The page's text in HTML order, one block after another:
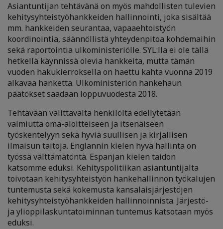
Asiantuntijan tehtävänä on myös mahdollisten tulevien
kehitysyhteistyöhankkeiden hallinnointi, joka sisältää
mm. hankkeiden seurantaa, vapaaehtoistyön
koordinointia, säännöllistä yhteydenpitoa kohdemaihin
sekä raportointia ulkoministeriölle. SYL:lla ei ole tällä
hetkellä käynnissä olevia hankkeita, mutta tämän
vuoden hakukierroksella on haettu kahta vuonna 2019
alkavaa hanketta. Ulkoministeriön hankehaun
päätökset saadaan loppuvuodesta 2018.
Tehtävään valittavalta henkilöltä edellytetään
valmiutta oma-aloitteiseen ja itsenäiseen
työskentelyyn sekä hyviä suullisen ja kirjallisen
ilmaisun taitoja. Englannin kielen hyvä hallinta on
työssä välttämätöntä. Espanjan kielen taidon
katsomme eduksi. Kehityspolitiikan asiantuntijalta
toivotaan kehitysyhteistyön hankehallinnon työkalujen
tuntemusta sekä kokemusta kansalaisjärjestöjen
kehitysyhteistyöhankkeiden hallinnoinnista. Järjestö-
ja ylioppilaskuntatoiminnan tuntemus katsotaan myös
eduksi.